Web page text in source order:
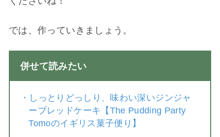
では、作っていきましょう。
併せて読みたい
・ しっとりどっしり、味わい深いジンジャ
ーブレッドケーキ【The Pudding Party
Tomoのイギリス菓子便り】